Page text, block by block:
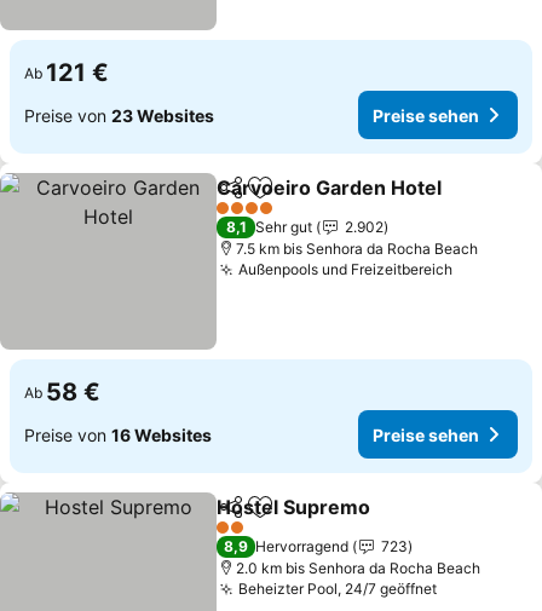
Ab 121 €
Preise von 23 Websites Preise sehen
TeilenZu Favoriten hinzufügen
Carvoeiro Garden Hotel
4 Sterne
8,1 Sehr gut
2.902
7.5 km bis Senhora da Rocha Beach
Außenpools und FreizeitbereichPreise
Ab 58 €
Preise von 16 Websites Preise sehen
TeilenZu Favoriten hinzufügen
Hostel Supremo
2 Sterne
8,9 Hervorragend
723
2.0 km bis Senhora da Rocha Beach
Beheizter Pool, 24/7 geöffnetPreise